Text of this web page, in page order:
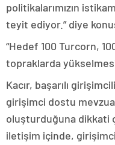
politikalarımızın
teyit ediyor.” diye
“Hedef 100 Turcorn,
topraklarda
Kacır, başarılı
girişimci dostu
oluşturduğuna dikkati
iletişim içinde,